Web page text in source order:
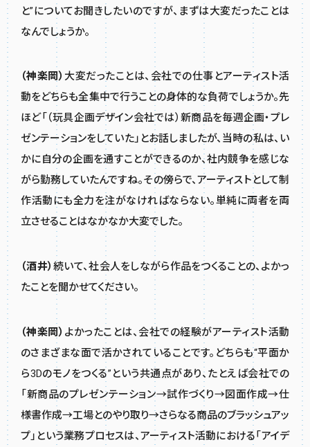
と”についてお聞きしたいのですが、まずは大変だったことは
なんでしょうか。
（神楽岡） 大変だったことは、会社での仕事とアーティスト活
動をどちらも全集中で行うことの身体的な負荷でしょうか。先
ほど「（玩具企画デザイン会社では）新商品を毎週企画・プレ
ゼンテーションをしていた」とお話しましたが、当時の私は、い
かに自分の企画を通すことができるのか、社内競争を感じな
がら勤務していたんですね。その傍らで、アーティストとして制
作活動にも全力を注がなければならない。単純に両者を両
立させることはなかなか大変でした。
（酒井）続いて、社会人をしながら作品をつくることの、よかっ
たことを聞かせてください。
（神楽岡） よかったことは、会社での経験がアーティスト活動
のさまざまな面で活かされていることです。どちらも“平面か
ら3Dのモノをつくる”という共通点があり、たとえば会社での
「新商品のプレゼンテーション→試作づくり→図面作成→仕
様書作成→工場とのやり取り→さらなる商品のブラッシュアッ
プ」という業務プロセスは、アーティスト活動における「アイデ